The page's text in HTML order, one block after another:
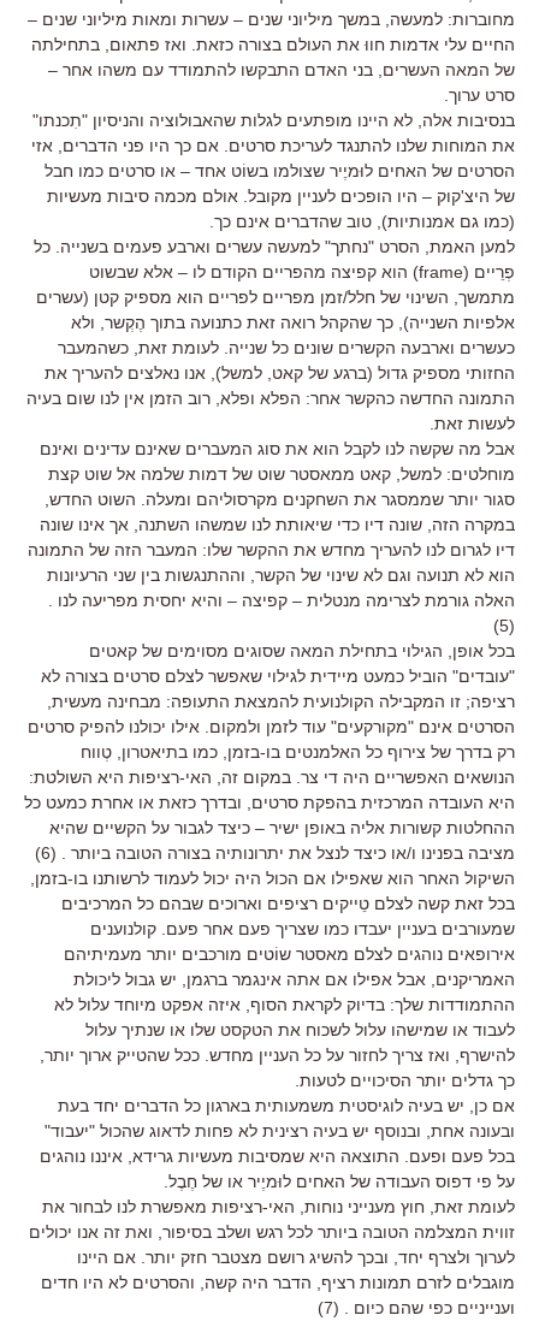
מחוברות: למעשה, במשך מיליוני שנים – עשרות ומאות מיליוני שנים –
החיים עלי אדמות חווּ את העולם בצורה כזאת. ואז פתאום, בתחילתה
של המאה העשרים, בני האדם התבקשו להתמודד עם משהו אחר –
סרט ערוך.
בנסיבות אלה, לא היינו מופתעים לגלות שהאבולוציה והניסיון "תִכנתו"
את המוחות שלנו להתנגד לעריכת סרטים. אם כך היו פני הדברים, אזי
הסרטים של האחים לוּמיֶיר שצולמו בשוֹט אחד – או סרטים כמו חבל
של היצ'קוק – היו הופכים לעניין מקובל. אולם מכמה סיבות מעשיות
(כמו גם אמנותיות), טוב שהדברים אינם כך.
למען האמת, הסרט "נחתך" למעשה עשרים וארבע פעמים בשנייה. כל
פְרֵיים (frame) הוא קפיצה מהפריים הקודם לו – אלא שבשוט
מתמשך, השינוי של חלל/זמן מפריים לפריים הוא מספיק קטן (עשרים
אלפיות השנייה), כך שהקהל רואה זאת כתנועה בתוך הֶקְשר, ולא
כעשרים וארבעה הקשרים שונים כל שנייה. לעומת זאת, כשהמעבר
החזותי מספיק גדול (ברגע של קאט, למשל), אנו נאלצים להעריך את
התמונה החדשה כהקשר אחר: הפלא ופלא, רוב הזמן אין לנו שום בעיה
לעשות זאת.
אבל מה שקשה לנו לקבל הוא את סוג המעברים שאינם עדינים ואינם
מוחלטים: למשל, קאט ממאסטר שוט של דמות שלמה אל שוט קצת
סגור יותר שממסגר את השחקנים מקרסוליהם ומעלה. השוט החדש,
במקרה הזה, שונה דיו כדי שיאותת לנו שמשהו השתנה, אך אינו שונה
דיו לגרום לנו להעריך מחדש את ההקשר שלו: המעבר הזה של התמונה
הוא לא תנועה וגם לא שינוי של הקשר, וההתנגשות בין שני הרעיונות
האלה גורמת לצרימה מנטלית – קפיצה – והיא יחסית מפריעה לנו .
(5)
בכל אופן, הגילוי בתחילת המאה שסוגים מסוימים של קאטים
"עובדים" הוביל כמעט מיידית לגילוי שאפשר לצלם סרטים בצורה לא
רציפה; זו המקבילה הקולנועית להמצאת התעופה: מבחינה מעשית,
הסרטים אינם "מקורקעים" עוד לזמן ולמקום. אילו יכולנו להפיק סרטים
רק בדרך של צירוף כל האלמנטים בו-בזמן, כמו בתיאטרון, טְווח
הנושאים האפשריים היה די צר. במקום זה, האי-רציפות היא השולטת:
היא העובדה המרכזית בהפקת סרטים, ובדרך כזאת או אחרת כמעט כל
ההחלטות קשורות אליה באופן ישיר – כיצד לגבור על הקשיים שהיא
מציבה בפנינו ו/או כיצד לנצל את יתרונותיה בצורה הטובה ביותר . (6)
השיקול האחר הוא שאפילו אם הכול היה יכול לעמוד לרשותנו בו-בזמן,
בכל זאת קשה לצלם טֵייקים רציפים וארוכים שבהם כל המרכיבים
שמעורבים בעניין יעבדו כמו שצריך פעם אחר פעם. קולנוענים
אירופאים נוהגים לצלם מאסטר שוֹטים מורכבים יותר מעמיתיהם
האמריקנים, אבל אפילו אם אתה אינגמר ברגמן, יש גבול ליכולת
ההתמודדות שלך: בדיוק לקראת הסוף, איזה אפקט מיוחד עלול לא
לעבוד או שמישהו עלול לשכוח את הטקסט שלו או שנתיך עלול
להישרף, ואז צריך לחזור על כל העניין מחדש. ככל שהטייק ארוך יותר,
כך גדלים יותר הסיכויים לטעות.
אם כן, יש בעיה לוגיסטית משמעותית בארגון כל הדברים יחד בעת
ובעונה אחת, ובנוסף יש בעיה רצינית לא פחות לדאוג שהכול "יעבוד"
בכל פעם ופעם. התוצאה היא שמסיבות מעשיות גרידא, איננו נוהגים
על פי דפוס העבודה של האחים לוּמיֶיר או של חֶבֶל.
לעומת זאת, חוץ מענייני נוחות, האי-רציפות מאפשרת לנו לבחור את
זווית המצלמה הטובה ביותר לכל רגש ושלב בסיפור, ואת זה אנו יכולים
לערוך ולצרף יחד, ובכך להשיג רושם מצטבר חזק יותר. אם היינו
מוגבלים לזרם תמונות רציף, הדבר היה קשה, והסרטים לא היו חדים
וענייניים כפי שהם כיום . (7)